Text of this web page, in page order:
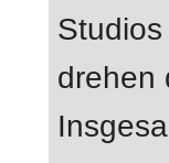
drehen